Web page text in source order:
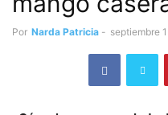
Por Narda Patricia - septiembre